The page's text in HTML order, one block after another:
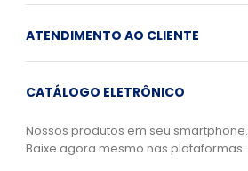
ATENDIMENTO AO CLIENTE
CATÁLOGO ELETRÔNICO
Nossos produtos em seu smartphone.
Baixe agora mesmo nas plataformas: